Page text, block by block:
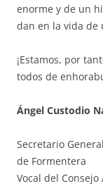
enorme y de un
dan en la vida de
¡Estamos, por
todos de
Ángel Custodio
Secretario
de Formentera
Vocal del